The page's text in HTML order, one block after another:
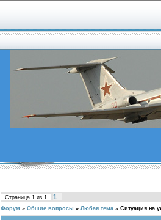
Страница 1 из 1 1
Форум » Обшие вопросы » Любая тема » Ситуация на